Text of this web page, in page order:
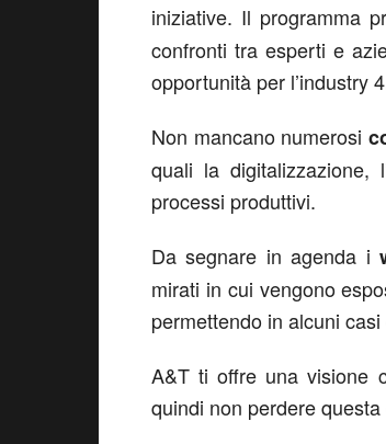
iniziative. Il programma
confronti tra esperti e
opportunità per l’industry
Non mancano numerosi
quali la digitalizzazione,
processi produttivi.
Da segnare in agenda i
mirati in cui vengono
permettendo in alcuni
A&T ti offre una visione
quindi non perdere